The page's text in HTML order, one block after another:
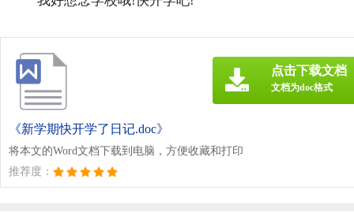
《新学期快开学了日记.doc》
将本文的Word文档下载到电脑，方便收藏和打印
推荐度：
点击下载文档
文档为doc格式